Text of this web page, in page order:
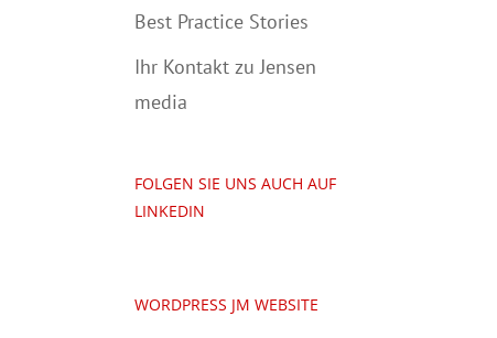
Best Practice Stories
Ihr Kontakt zu Jensen
media
FOLGEN SIE UNS AUCH AUF
LINKEDIN
WORDPRESS JM WEBSITE